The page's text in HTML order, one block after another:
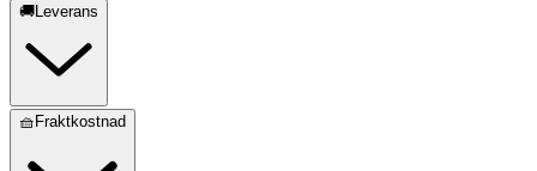
🚚Leverans
🧺Fraktkostnad